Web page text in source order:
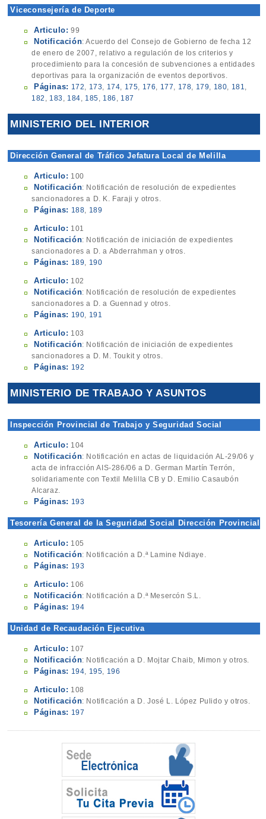
Viceconsejería de Deporte
Articulo: 99
Notificación: Acuerdo del Consejo de Gobierno de fecha 12
de enero de 2007, relativo a regulación de los criterios y
procedimiento para la concesión de subvenciones a entidades
deportivas para la organización de eventos deportivos.
Páginas: 172, 173, 174, 175, 176, 177, 178, 179, 180, 181,
182 , 183 , 184, 185, 186 , 187
MINISTERIO DEL INTERIOR
Dirección General de Tráfico Jefatura Local de Melilla
Articulo: 100
Notificación: Notificación de resolución de expedientes
sancionadores a D. K. Faraji y otros.
Páginas: 188, 189
Articulo: 101
Notificación: Notificación de iniciación de expedientes
sancionadores a D. a Abderrahman y otros.
Páginas: 189, 190
Articulo: 102
Notificación: Notificación de resolución de expedientes
sancionadores a D. a Guennad y otros.
Páginas: 190, 191
Articulo: 103
Notificación: Notificación de iniciación de expedientes
sancionadores a D. M. Toukit y otros.
Páginas: 192
MINISTERIO DE TRABAJO Y ASUNTOS
Inspección Provincial de Trabajo y Seguridad Social
Articulo: 104
Notificación: Notificación en actas de liquidación AL-29/06 y
acta de infracción AIS-286/06 a D. German Martín Terrón,
solidariamente con Textil Melilla CB y D. Emilio Casaubón
Alcaraz.
Páginas: 193
Tesorería General de la Seguridad Social Dirección Provincial
Articulo: 105
Notificación: Notificación a D.ª Lamine Ndiaye.
Páginas: 193
Articulo: 106
Notificación: Notificación a D.ª Mesercón S.L.
Páginas: 194
Unidad de Recaudación Ejecutiva
Articulo: 107
Notificación: Notificación a D. Mojtar Chaib, Mimon y otros.
Páginas: 194, 195, 196
Articulo: 108
Notificación: Notificación a D. José L. López Pulido y otros.
Páginas: 197